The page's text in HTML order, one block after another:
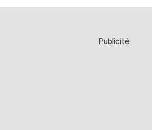
Publicité